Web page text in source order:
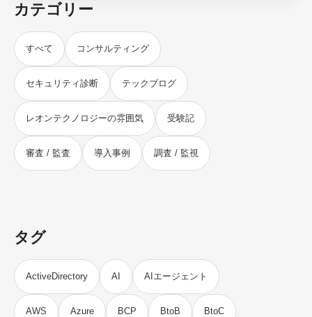
カテゴリー
すべて コンサルティング
セキュリティ診断 テックブログ
レオンテクノロジーの雰囲気 受験記
審査 / 監査 導入事例 調査 / 監視
タグ
ActiveDirectory AI AIエージェント
AWS Azure BCP BtoB BtoC